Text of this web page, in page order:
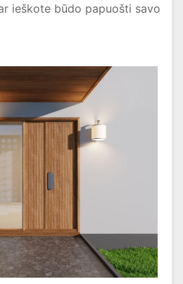
ieškote būdo papuošti savo